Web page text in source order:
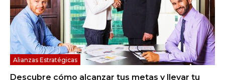
Alianzas Estratégicas
Descubre cómo alcanzar tus metas y llevar tu